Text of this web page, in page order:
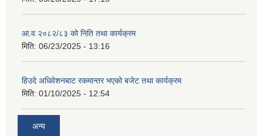
आ.व २०८२/८३ को निति तथा कार्यक्रम
मिति: 06/23/2025 - 13:16
हिउदे अधिवेशनबाट रकमान्तर भएको बजेट तथा कार्यक्रम
मिति: 01/10/2025 - 12:54
अन्य